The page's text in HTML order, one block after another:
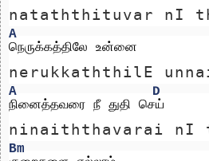
nataththituvar nI
A
நெருக்கத்திலே உன்னை
nerukkaththilE
A
D
நினைத்தவரை நீ துதி செய்
ninaiththavarai nI
Bm